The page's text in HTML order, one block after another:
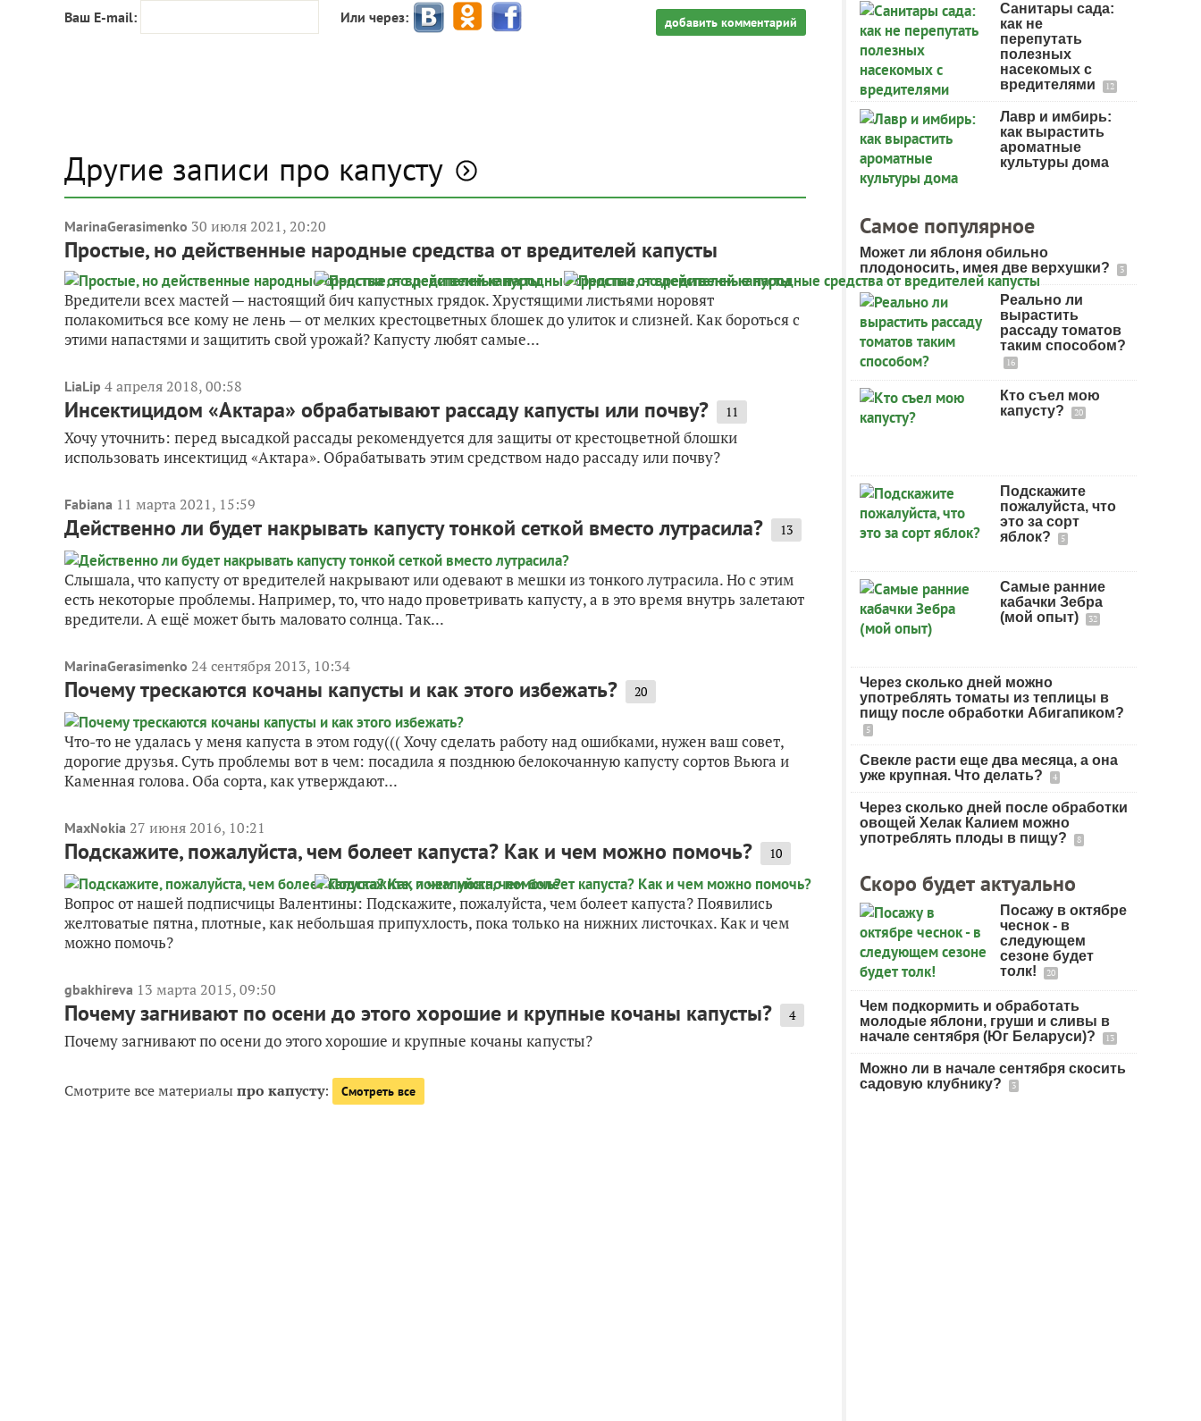
Ваш E-mail: Или через: добавить комментарий
Другие записи про капусту
MarinaGerasimenko 30 июля 2021, 20:20
Простые, но действенные народные средства от вредителей капусты
Вредители всех мастей — настоящий бич капустных грядок. Хрустящими листьями норовят
полакомиться все кому не лень — от мелких крестоцветных блошек до улиток и слизней. Как бороться с
этими напастями и защитить свой урожай? Капусту любят самые...
LiaLip 4 апреля 2018, 00:58
Инсектицидом «Актара» обрабатывают рассаду капусты или почву? 11
Хочу уточнить: перед высадкой рассады рекомендуется для защиты от крестоцветной блошки
использовать инсектицид «Актара». Обрабатывать этим средством надо рассаду или почву?
Fabiana 11 марта 2021, 15:59
Действенно ли будет накрывать капусту тонкой сеткой вместо лутрасила? 13
Слышала, что капусту от вредителей накрывают или одевают в мешки из тонкого лутрасила. Но с этим
есть некоторые проблемы. Например, то, что надо проветривать капусту, а в это время внутрь залетают
вредители. А ещё может быть маловато солнца. Так...
MarinaGerasimenko 24 сентября 2013, 10:34
Почему трескаются кочаны капусты и как этого избежать? 20
Что-то не удалась у меня капуста в этом году((( Хочу сделать работу над ошибками, нужен ваш совет,
дорогие друзья. Суть проблемы вот в чем: посадила я позднюю белокочанную капусту сортов Вьюга и
Каменная голова. Оба сорта, как утверждают...
MaxNokia 27 июня 2016, 10:21
Подскажите, пожалуйста, чем болеет капуста? Как и чем можно помочь? 10
Вопрос от нашей подписчицы Валентины: Подскажите, пожалуйста, чем болеет капуста? Появились
желтоватые пятна, плотные, как небольшая припухлость, пока только на нижних листочках. Как и чем
можно помочь?
gbakhireva 13 марта 2015, 09:50
Почему загнивают по осени до этого хорошие и крупные кочаны капусты? 4
Почему загнивают по осени до этого хорошие и крупные кочаны капусты?
Смотрите все материалыпро капусту: Смотреть все
Санитары сада:
как не
перепутать
полезных
насекомых с
вредителями
12
Лавр и имбирь:
как вырастить
ароматные
культуры дома
Самое популярное
Может ли яблоня обильно
плодоносить, имея две верхушки?
3
Реально ли
вырастить
рассаду томатов
таким способом?
16
Кто съел мою
капусту?
20
Подскажите
пожалуйста, что
это за сорт
яблок?
5
Самые ранние
кабачки Зебра
(мой опыт)
32
Через сколько дней можно
употреблять томаты из теплицы в
пищу после обработки Абигапиком?
5
Свекле расти еще два месяца, а она
уже крупная. Что делать?
4
Через сколько дней после обработки
овощей Хелак Калием можно
употреблять плоды в пищу?
8
Скоро будет актуально
Посажу в октябре
чеснок - в
следующем
сезоне будет
толк!
20
Чем подкормить и обработать
молодые яблони, груши и сливы в
начале сентября (Юг Беларуси)?
13
Можно ли в начале сентября скосить
садовую клубнику?
3